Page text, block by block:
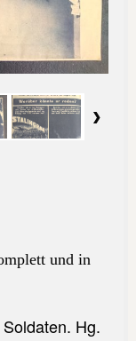
und in
Hg.